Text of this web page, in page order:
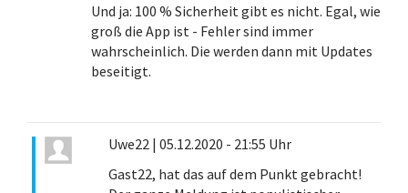
Und ja: 100 % Sicherheit gibt es nicht. Egal, wie
groß die App ist - Fehler sind immer
wahrscheinlich. Die werden dann mit Updates
beseitigt.
Uwe22 | 05.12.2020 - 21:55 Uhr
Gast22, hat das auf dem Punkt gebracht!